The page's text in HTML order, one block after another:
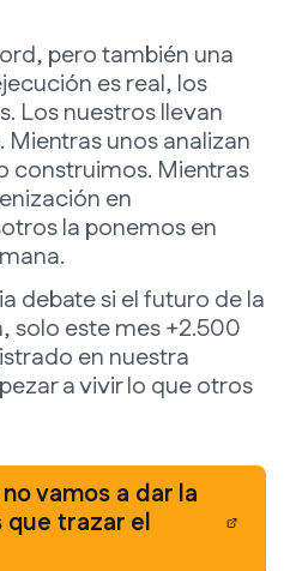
pero también una
es real, los
Los nuestros llevan
unos analizan
construimos. Mientras
en
la ponemos en
debate si el futuro de la
solo este mes +2.500
en nuestra
a vivir lo que otros
vamos a dar la
que trazar el